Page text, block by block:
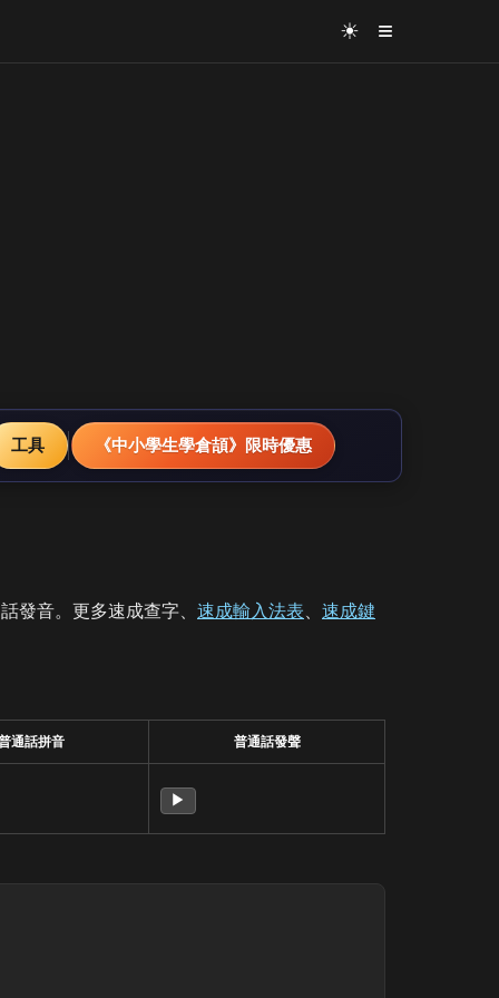
☀ ≡
工具 《中小學生學倉頡》限時優惠
發音。更多速成查字、 速成輸入法表、 速成鍵
通話拼音 普通話發聲
▶